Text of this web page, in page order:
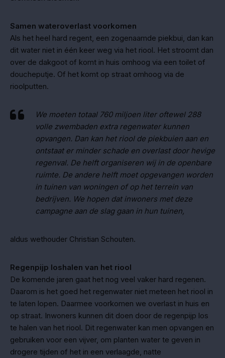
Samen wateroverlast voorkomen
Als het heel hard regent, een zogenaamde piekbui, dan kan
dit water niet in één keer weg via het riool. Het stroomt dan
over de dakgoot of komt in huis omhoog via een toilet of
doucheputje. Of het komt op straat omhoog via de
rioolputten.
We moeten totaal 760 miljoen liter oftewel 288
volle zwembaden extra regenwater kunnen
opvangen. Dan kan het riool de piekbuien aan en
ontstaat er minder schade en overlast door hevige
regenval. De helft organiseren wij in de openbare
ruimte. De andere helft moet opgevangen worden
in tuinen van woningen of op het terrein van
bedrijven. We hopen dat inwoners met deze
campagne aan de slag gaan in hun tuinen,
aldus wethouder Christian Schouten.
Regenpijp loshalen van het riool
De komende jaren gaat het nog veel vaker hard regenen.
Daarom is het goed het regenwater niet meteen het riool in
te laten lopen. Daarmee voorkomen we overlast in huis en
op straat. Inwoners kunnen dit doen door de regenpijp los
te halen van het riool. Dit regenwater kan men opvangen en
gebruiken voor een vijver, om planten water te geven in
drogere tijden of het in een verlaagde, natte